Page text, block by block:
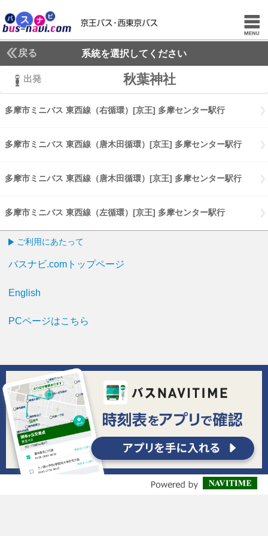
戻る 系統を選択してください
出発 秋葉神社
多摩市ミニバス 東西線（右循環）[京王] 多摩センター駅行
多摩市ミニバス 東西線（唐木田循環）[京王] 多摩センター駅行
多摩市ミニバス 東西線（唐木田循環）[京王] 多摩センター駅行
多摩市ミニバス 東西線（左循環）[京王] 多摩センター駅行
ご利用にあたって
バスナビ.comトップページ
English
PCページはこちら